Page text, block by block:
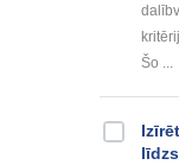
Šo ...